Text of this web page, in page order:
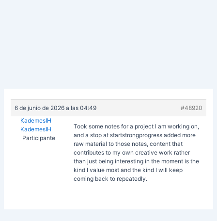
6 de junio de 2026 a las 04:49
#48920
KademesIH
KademesIH
Participante
Took some notes for a project I am working on,
and a stop atstartstrongprogress added more
raw material to those notes, content that
contributes to my own creative work rather
than just being interesting in the moment is the
kind I value most and the kind I will keep
coming back to repeatedly.